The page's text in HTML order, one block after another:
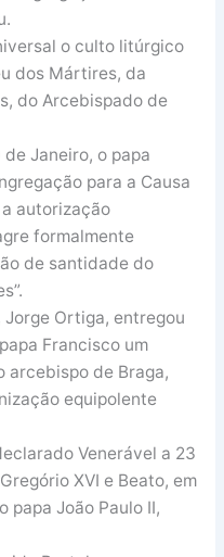
o culto litúrgico
dos Mártires, da
do Arcebispado de
Janeiro, o papa
para a Causa
autorização
formalmente
de santidade do
Jorge Ortiga, entregou
Francisco um
arcebispo de Braga,
equipolente
Venerável a 23
XVI e Beato, em
papa João Paulo II,